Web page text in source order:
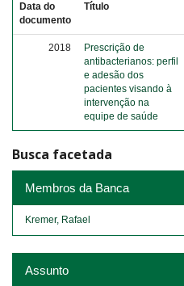
Data do
documento
Título
2018
Prescrição de
antibacterianos: perfil
e adesão dos
pacientes visando à
intervenção na
equipe de saúde
Busca facetada
Membros da Banca
Kremer, Rafael
Assunto